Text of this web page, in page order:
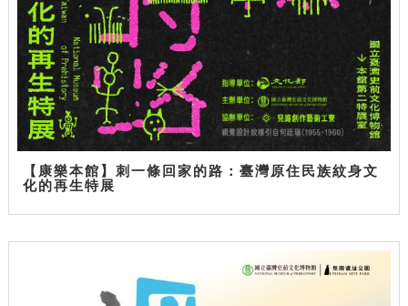
【康樂本館】刺一條回家的路：臺灣原住民族紋身文
化的再生特展